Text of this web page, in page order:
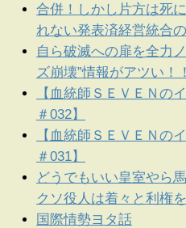
合併！しかし片方は死
れない発表済経営統合の
自ら破滅への扉を全力
ズ崩壊”情報がアツい！！
【血統師ＳＥＶＥＮの
＃032】
【血統師ＳＥＶＥＮの
＃031】
どうでもいい皇室やら
クソ役人は着々と利権
国際情勢ヨタ話